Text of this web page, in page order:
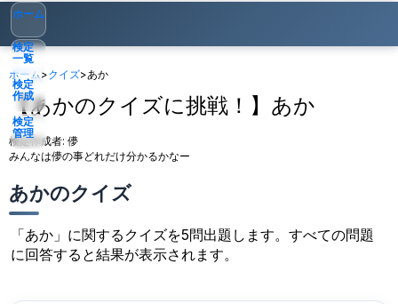
ホーム
検定
一覧
検定
作成
検定
管理
ゲスト ▾
ホーム>クイズ>あか
【あかのクイズに挑戦！】あか
検定作成者: 儚
みんなは儚の事どれだけ分かるかなー
あかのクイズ
「あか」に関するクイズを5問出題します。すべての問題
に回答すると結果が表示されます。